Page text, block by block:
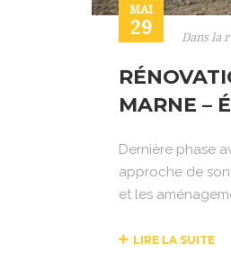
MAI
29 Dans la
MARNE –
Dernière phase
approche de
et les
LIRE LA SUITE